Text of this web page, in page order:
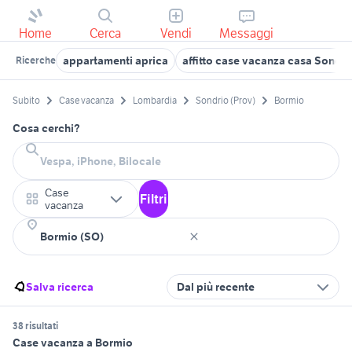
Home Cerca Vendi Messaggi
Ricerche appartamenti aprica affitto case vacanza casa
Subito Case vacanza Lombardia Sondrio (Prov) Bormio
Cosa cerchi?
Case
vacanza
Filtri
Salva ricerca Dal più recente
38 risultati
Case vacanza a Bormio